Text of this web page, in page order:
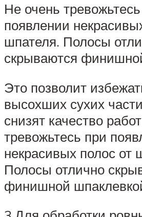
Не очень
появлении
шпателя. Полосы
скрываются
Это позволит
высохших сухих
снизят качество
тревожьтесь при
некрасивых полос от
Полосы отлично
финишной